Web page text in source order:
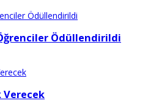
Ödüllendirildi
Verecek